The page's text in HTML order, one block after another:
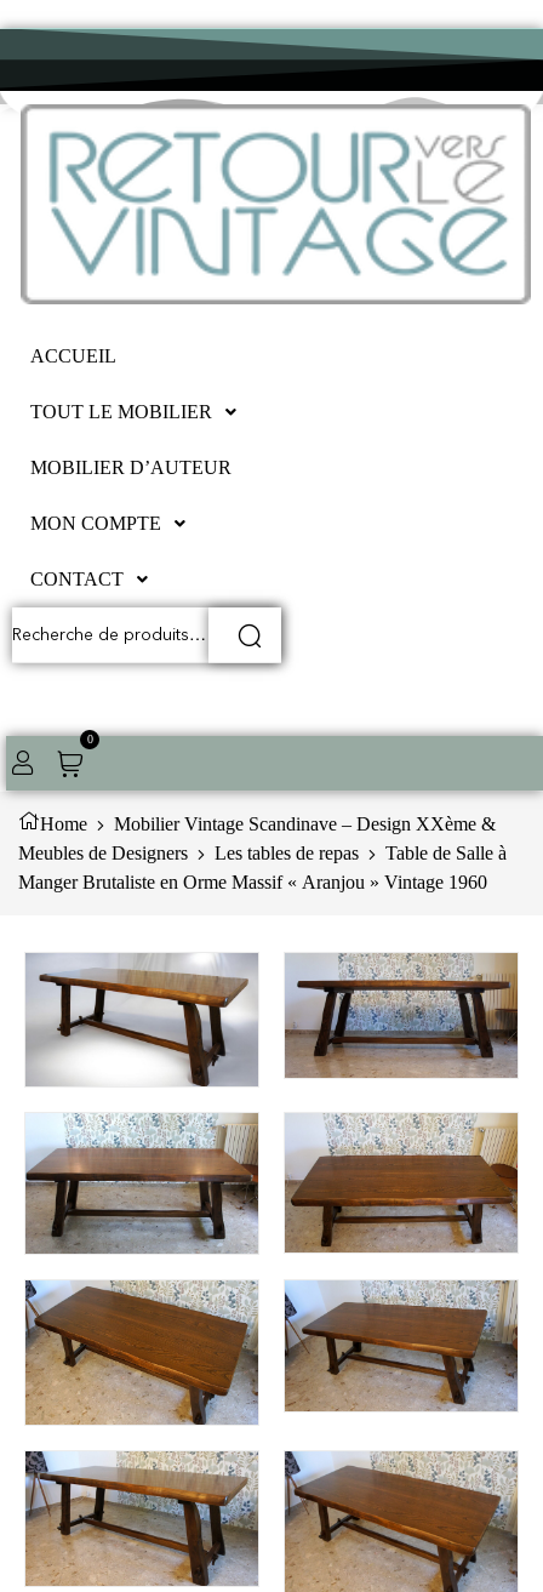
ACCUEIL
TOUT LE MOBILIER
MOBILIER D’AUTEUR
MON COMPTE
CONTACT
0
Home
Mobilier Vintage Scandinave – Design XXème &
Meubles de Designers
Les tables de repas
Table de Salle à
Manger Brutaliste en Orme Massif « Aranjou » Vintage 1960